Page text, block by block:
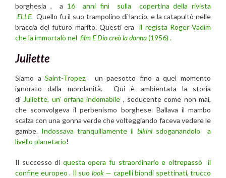
borghesia , a 16 anni finì sulla copertina della rivista
ELLE. Quello fu il suo trampolino di lancio, e la catapultò nelle
braccia del futuro marito. Questi erail regista Roger Vadim
che la immortalò nel film E Dio creò la donna(1956) .
Juliette
Siamo aSaint-Tropez, un paesotto fino a quel momento
ignorato dalla mondanità. Qui è ambientata la storia
di Juliette, un’ orfana indomabile , seducente come non mai,
che sconvolgeva il perbenismo borghese. Ballava il mambo
scalza con una gonna verde che volteggiando faceva vedere le
gambe. Indossava tranquillamente il bikini sdoganandolo a
livello planetario!
Il successo di questa opera fu straordinario e oltrepassò il
confine europeo . Il suo look— capelli biondi spettinati, trucco